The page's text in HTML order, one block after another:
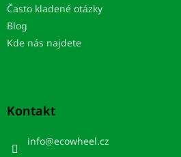
Často kladené otázky
Blog
Kde nás najdete
Kontakt
info@ecowheel.cz